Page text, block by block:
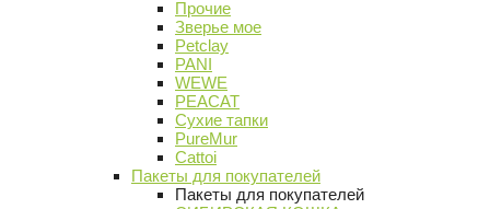
Прочие
Зверье мое
Petclay
PANI
WEWE
PEACAT
Сухие тапки
PureMur
Cattoi
Пакеты для покупателей
Пакеты для покупателей